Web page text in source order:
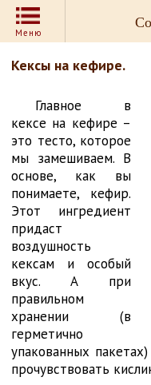
Меню
Кексы на кефире.
Главное в
кексе на кефире –
это тесто, которое
мы замешиваем. В
основе, как вы
понимаете, кефир.
Этот ингредиент
придаст
воздушность
кексам и особый
вкус. А при
правильном
хранении (в
герметично
упакованных
прочувствовать